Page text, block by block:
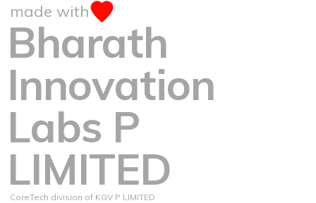
made with
Bharath
Innovation
Labs P
LIMITED
CoreTech division of KGV P LIMITED